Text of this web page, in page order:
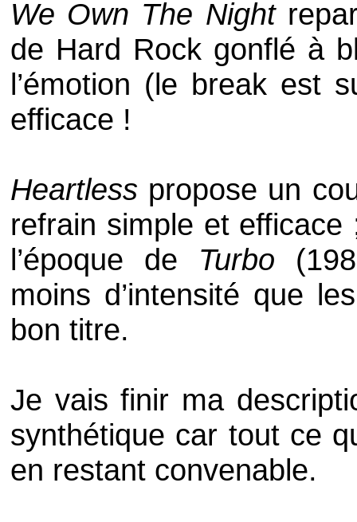
We Own The Night
de Hard Rockgonflé à
l’émotion (le break est
efficace !
Heartless propose un
refrain simple et
l’époque de Turbo
moins d’intensité que
bon titre.
Je vais finir ma
synthétique car tout ce
en restant convenable.